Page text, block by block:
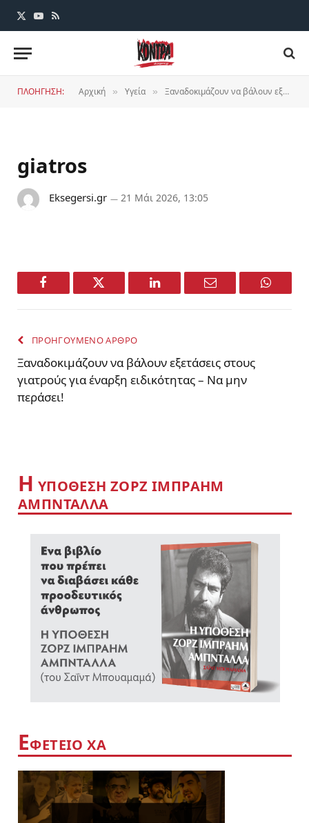
X
YouTube
RSS
ΠΛΟΗΓΗΣΗ: Αρχική » Υγεία » Ξαναδοκιμάζουν να βάλουν εξετάσεις στους γιατρούς για έναρξη ειδικότητας – Να μην περάσει!
giatros
Eksegersi.gr 21 Μάι 2026, 13:05
Facebook Twitter LinkedIn Email
ΠΡΟΗΓΟΥΜΕΝΟ ΑΡΘΡΟ
Ξαναδοκιμάζουν να βάλουν εξετάσεις στους
γιατρούς για έναρξη ειδικότητας – Να μην
περάσει!
Η YΠΟΘΕΣΗ ΖΟΡΖ ΙΜΠΡΑΗΜ
ΑΜΠΝΤΑΛΛΑ
ΕΦΕΤΕΙΟ ΧΑ